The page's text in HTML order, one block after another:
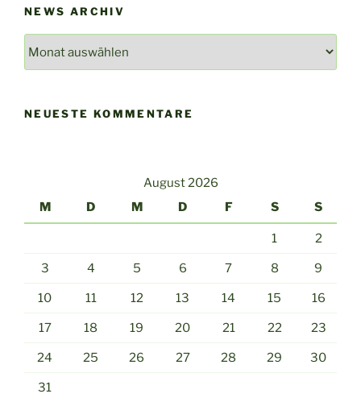
NEWS ARCHIV
Archiv
NEUESTE KOMMENTARE
August 2026
M
D M D F S S
1 2
3 4 5 6 7 8 9
10 11 12 13 14 15 16
17 18 19 20 21 22 23
24 25 26 27 28 29 30
31